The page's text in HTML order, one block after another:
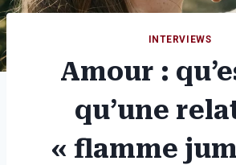
INTERVIEWS
Amour :
qu’une
« flamme